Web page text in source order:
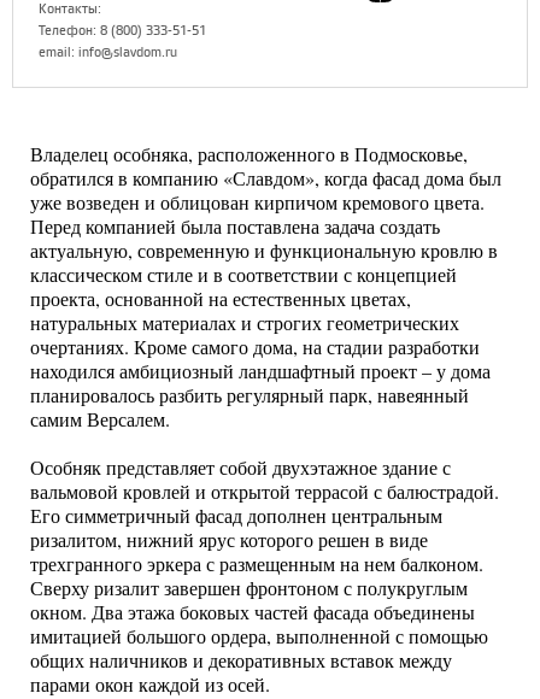
Контакты:
Телефон: 8 (800) 333-51-51
email: info@slavdom.ru
Владелец особняка, расположенного в Подмосковье,
обратился в компанию «Славдом», когда фасад дома был
уже возведен и облицован кирпичом кремового цвета.
Перед компанией была поставлена задача создать
актуальную, современную и функциональную кровлю в
классическом стиле и в соответствии с концепцией
проекта, основанной на естественных цветах,
натуральных материалах и строгих геометрических
очертаниях. Кроме самого дома, на стадии разработки
находился амбициозный ландшафтный проект – у дома
планировалось разбить регулярный парк, навеянный
самим Версалем.
Особняк представляет собой двухэтажное здание с
вальмовой кровлей и открытой террасой с балюстрадой.
Его симметричный фасад дополнен центральным
ризалитом, нижний ярус которого решен в виде
трехгранного эркера с размещенным на нем балконом.
Сверху ризалит завершен фронтоном с полукруглым
окном. Два этажа боковых частей фасада объединены
имитацией большого ордера, выполненной с помощью
общих наличников и декоративных вставок между
парами окон каждой из осей.